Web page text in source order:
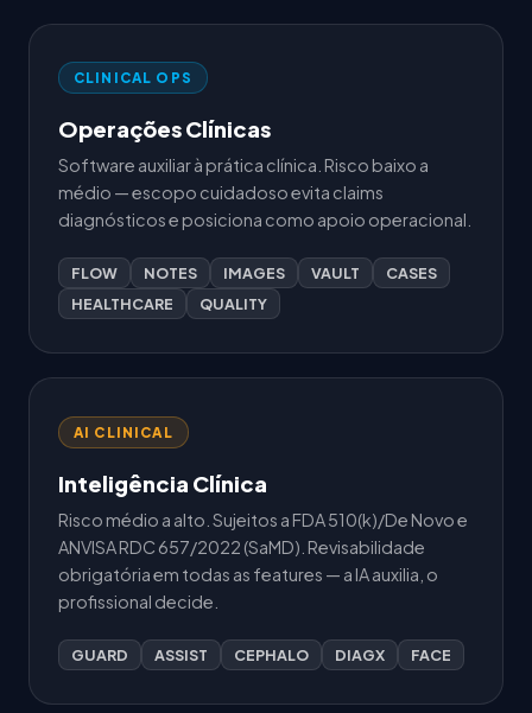
CLINICAL OPS
Operações Clínicas
Software auxiliar à prática clínica. Risco baixo a
médio — escopo cuidadoso evita claims
diagnósticos e posiciona como apoio operacional.
FLOW NOTES IMAGES VAULT
CASES
HEALTHCARE
QUALITY
AI CLINICAL
Inteligência Clínica
Risco médio a alto. Sujeitos a FDA 510(k)/De Novo e
ANVISA RDC 657/2022 (SaMD). Revisabilidade
obrigatória em todas as features — a IA auxilia, o
profissional decide.
GUARD ASSIST CEPHALO DIAGX FACE